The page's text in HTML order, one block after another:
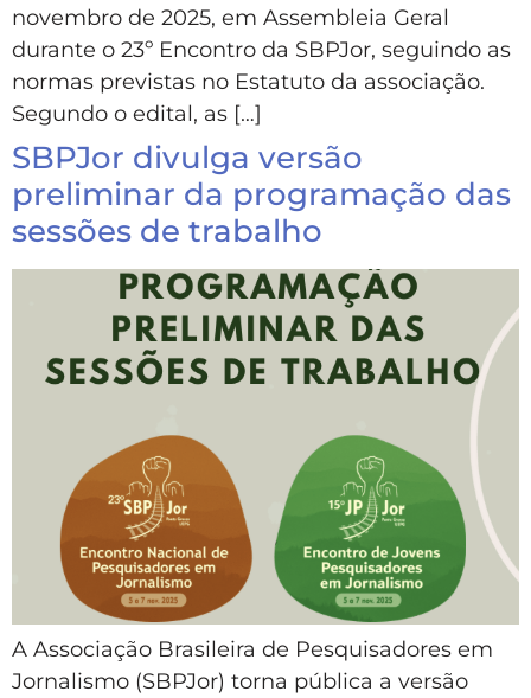
novembro de 2025, em Assembleia Geral
durante o 23º Encontro da SBPJor, seguindo as
normas previstas no Estatuto da associação.
Segundo o edital, as […]
SBPJor divulga versão
preliminar da programação das
sessões de trabalho
A Associação Brasileira de Pesquisadores em
Jornalismo (SBPJor) torna pública a versão